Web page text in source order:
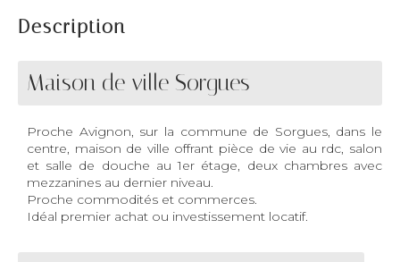
Description
Maison de ville Sorgues
Proche Avignon, sur la commune de Sorgues, dans le
centre, maison de ville offrant pièce de vie au rdc, salon
et salle de douche au 1er étage, deux chambres avec
mezzanines au dernier niveau.
Proche commodités et commerces.
Idéal premier achat ou investissement locatif.